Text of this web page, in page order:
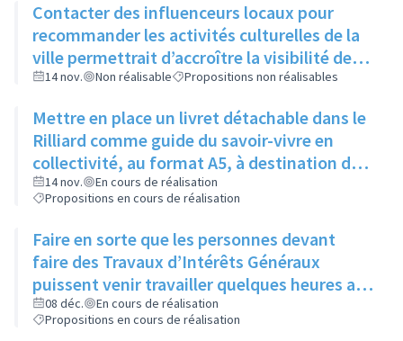
Contacter des influenceurs locaux pour
recommander les activités culturelles de la
ville permettrait d’accroître la visibilité des
évènements auprès des jeunes
14 nov. Non réalisable Propositions non réalisables
Mettre en place un livret détachable dans le
Rilliard comme guide du savoir-vivre en
collectivité, au format A5, à destination des
immeubles un mois puis des maisons le
mois suivant
14 nov.
En cours de réalisation
Propositions en cours de réalisation
Faire en sorte que les personnes devant
faire des Travaux d’Intérêts Généraux
puissent venir travailler quelques heures aux
restos du cœur dans le cadre de leur
sanction
08 déc.
En cours de réalisation
Propositions en cours de réalisation